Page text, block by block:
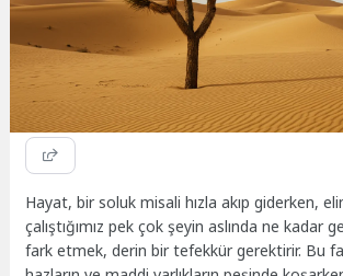
Hayat, bir soluk misali hızla akıp giderken,
çalıştığımız pek çok şeyin aslında ne kadar
fark etmek, derin bir tefekkür gerektirir. Bu